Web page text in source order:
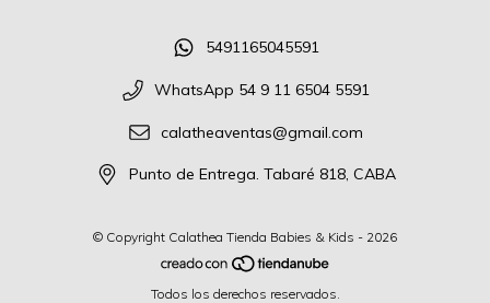
5491165045591
WhatsApp 54 9 11 6504 5591
calatheaventas@gmail.com
Punto de Entrega. Tabaré 818, CABA
© Copyright Calathea Tienda Babies & Kids - 2026
Todos los derechos reservados.